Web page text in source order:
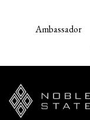
Ambassador